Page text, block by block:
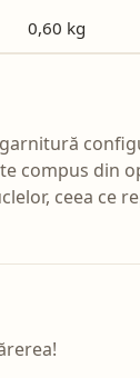
0,60 kg
compus
ceea ce